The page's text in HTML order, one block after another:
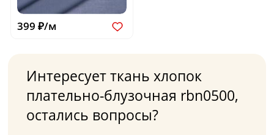
399 ₽/м
Интересует ткань хлопок
плательно-блузочная rbn0500,
остались вопросы?